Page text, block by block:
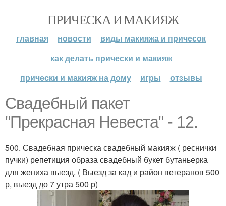
ПРИЧЕСКА И МАКИЯЖ
главная новости
виды макияжа и причесок
как делать прически и макияж
прически и макияж на дому
игры отзывы
Свадебный пакет
"Прекрасная Невеста" - 12.
500. Свадебная прическа свадебный макияж ( реснички
пучки) репетиция образа свадебный букет бутаньерка
для жениха выезд. ( Выезд за кад и район ветеранов 500
р, выезд до 7 утра 500 р)